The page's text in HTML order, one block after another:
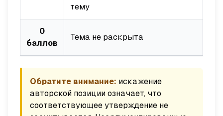
тему
0
баллов
Тема не раскрыта
Обратите внимание: искажение
авторской позиции означает, что
соответствующее утверждение не